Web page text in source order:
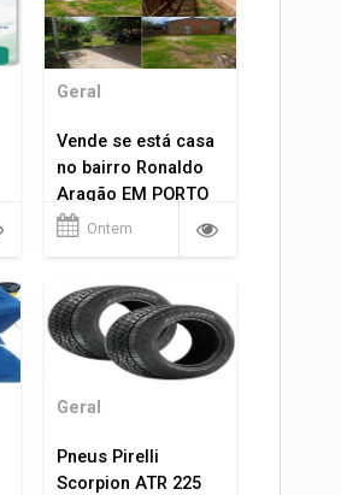
Geral
Vende se está casa
no bairro Ronaldo
Aragão EM PORTO
VELHO RO.
Ontem
Geral
Pneus Pirelli
Scorpion ATR 225